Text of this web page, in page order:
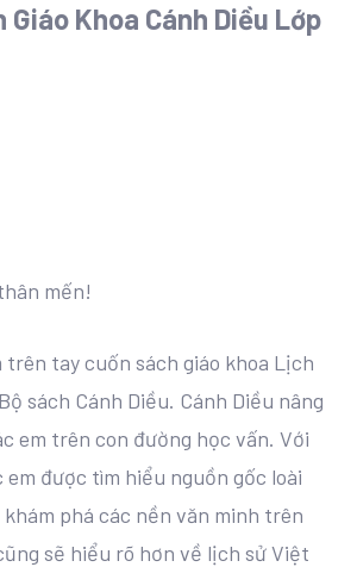
Giáo Khoa Cánh Diều Lớp
mến!
trên tay cuốn sách giáo khoa Lịch
sách Cánh Diều. Cánh Diều nâng
em trên con đường học vấn. Với
được tìm hiểu nguồn gốc loài
phá các nền văn minh trên
sẽ hiểu rõ hơn về lịch sử Việt